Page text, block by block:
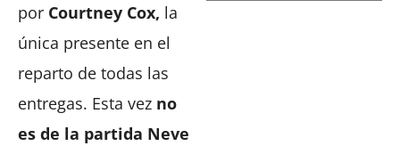
por Courtney Cox, la
única presente en el
reparto de todas las
entregas. Esta vez no
es de la partida Neve